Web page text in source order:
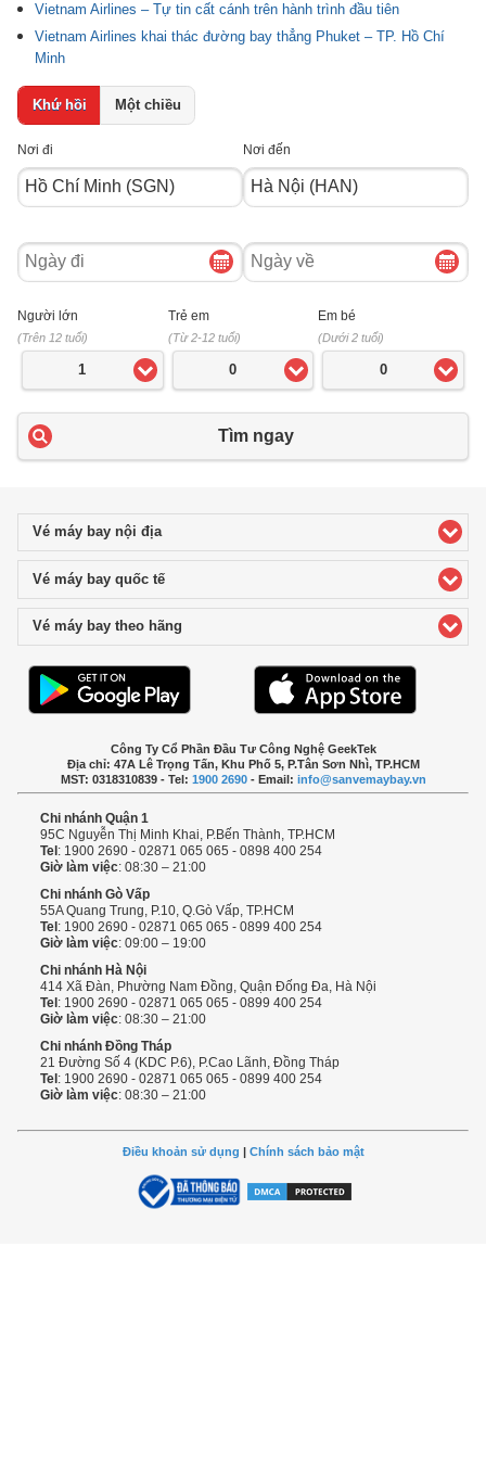
Vietnam Airlines – Tự tin cất cánh trên hành trình đầu tiên
Vietnam Airlines khai thác đường bay thẳng Phuket – TP. Hồ Chí
Minh
Khứ hồi Một chiều
Nơi đi Nơi đến
Ngày
đi
Ngày
về
Người lớn
(Trên 12 tuổi)
1
Trẻ em
(Từ 2-12 tuổi)
0
Em bé
(Dưới 2 tuổi)
0
Tìm ngay
Vé máy bay nội địaclick to expand contents
Vé máy bay quốc tếclick to expand contents
Vé máy bay theo hãng
Công Ty Cổ Phần Đầu Tư Công Nghệ GeekTek
Địa chỉ: 47A Lê Trọng Tấn, Khu Phố 5, P.Tân Sơn Nhì, TP.HCM
MST: 0318310839 - Tel: 1900 2690- Email: info@sanvemaybay.vn
Chi nhánh Quận 1
95C Nguyễn Thị Minh Khai, P.Bến Thành, TP.HCM
Tel: 1900 2690 - 02871 065 065 - 0898 400 254
Giờ làm việc: 08:30 – 21:00
Chi nhánh Gò Vấp
55A Quang Trung, P.10, Q.Gò Vấp, TP.HCM
Tel: 1900 2690 - 02871 065 065 - 0899 400 254
Giờ làm việc: 09:00 – 19:00
Chi nhánh Hà Nội
414 Xã Đàn, Phường Nam Đồng, Quận Đống Đa, Hà Nội
Tel: 1900 2690 - 02871 065 065 - 0899 400 254
Giờ làm việc: 08:30 – 21:00
Chi nhánh Đồng Tháp
21 Đường Số 4 (KDC P.6), P.Cao Lãnh, Đồng Tháp
Tel: 1900 2690 - 02871 065 065 - 0899 400 254
Giờ làm việc: 08:30 – 21:00
Điều khoản sử dụng | Chính sách bảo mật